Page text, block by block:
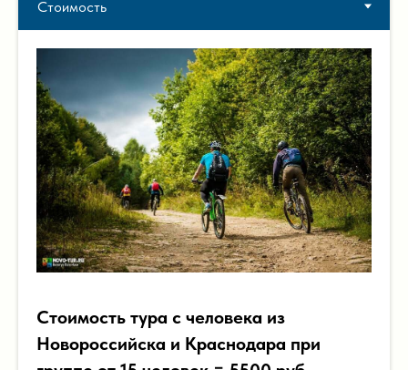
Стоимость тура с человека из
Новороссийска и Краснодара при